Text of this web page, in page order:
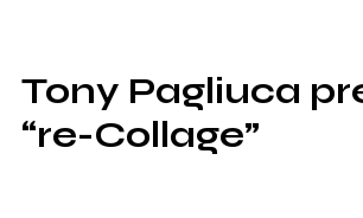
SHOP
RADIO
Tony Pagliuca
“re-Collage”